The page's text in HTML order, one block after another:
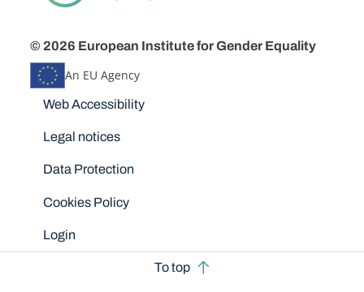
© 2026 European Institute for Gender Equality
An EU Agency
Disclaimers
Web Accessibility
Legal notices
Data Protection
Cookies Policy
Login
To top